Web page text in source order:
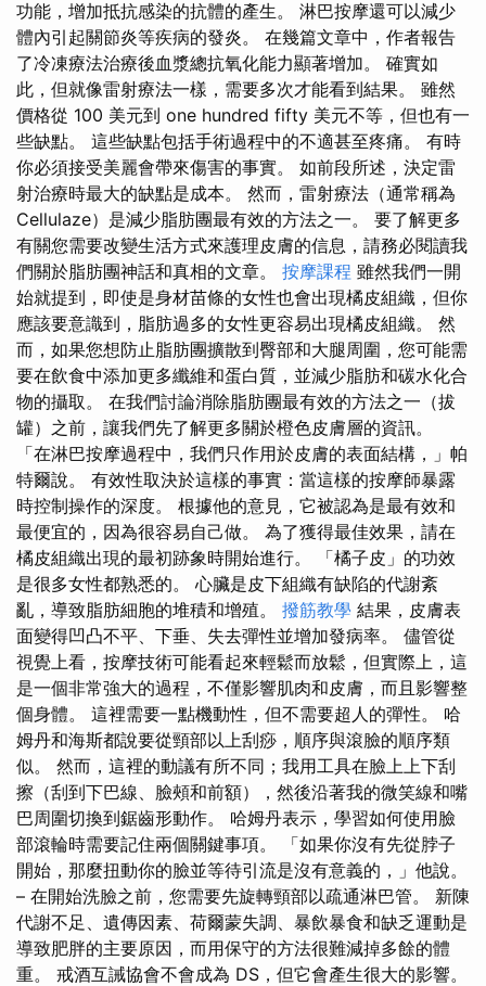
功能，增加抵抗感染的抗體的產生。 淋巴按摩還可以減少
體內引起關節炎等疾病的發炎。 在幾篇文章中，作者報告
了冷凍療法治療後血漿總抗氧化能力顯著增加。 確實如
此，但就像雷射療法一樣，需要多次才能看到結果。 雖然
價格從 100 美元到 one hundred fifty 美元不等，但也有一
些缺點。 這些缺點包括手術過程中的不適甚至疼痛。 有時
你必須接受美麗會帶來傷害的事實。 如前段所述，決定雷
射治療時最大的缺點是成本。 然而，雷射療法（通常稱為
Cellulaze）是減少脂肪團最有效的方法之一。 要了解更多
有關您需要改變生活方式來護理皮膚的信息，請務必閱讀我
們關於脂肪團神話和真相的文章。 按摩課程 雖然我們一開
始就提到，即使是身材苗條的女性也會出現橘皮組織，但你
應該要意識到，脂肪過多的女性更容易出現橘皮組織。 然
而，如果您想防止脂肪團擴散到臀部和大腿周圍，您可能需
要在飲食中添加更多纖維和蛋白質，並減少脂肪和碳水化合
物的攝取。 在我們討論消除脂肪團最有效的方法之一（拔
罐）之前，讓我們先了解更多關於橙色皮膚層的資訊。
「在淋巴按摩過程中，我們只作用於皮膚的表面結構，」帕
特爾說。 有效性取決於這樣的事實：當這樣的按摩師暴露
時控制操作的深度。 根據他的意見，它被認為是最有效和
最便宜的，因為很容易自己做。 為了獲得最佳效果，請在
橘皮組織出現的最初跡象時開始進行。 「橘子皮」的功效
是很多女性都熟悉的。 心臟是皮下組織有缺陷的代謝紊
亂，導致脂肪細胞的堆積和增殖。 撥筋教學 結果，皮膚表
面變得凹凸不平、下垂、失去彈性並增加發病率。 儘管從
視覺上看，按摩技術可能看起來輕鬆而放鬆，但實際上，這
是一個非常強大的過程，不僅影響肌肉和皮膚，而且影響整
個身體。 這裡需要一點機動性，但不需要超人的彈性。 哈
姆丹和海斯都說要從頸部以上刮痧，順序與滾臉的順序類
似。 然而，這裡的動議有所不同；我用工具在臉上上下刮
擦（刮到下巴線、臉頰和前額），然後沿著我的微笑線和嘴
巴周圍切換到鋸齒形動作。 哈姆丹表示，學習如何使用臉
部滾輪時需要記住兩個關鍵事項。 「如果你沒有先從脖子
開始，那麼扭動你的臉並等待引流是沒有意義的，」他說。
– 在開始洗臉之前，您需要先旋轉頸部以疏通淋巴管。 新陳
代謝不足、遺傳因素、荷爾蒙失調、暴飲暴食和缺乏運動是
導致肥胖的主要原因，而用保守的方法很難減掉多餘的體
重。 戒酒互誡協會不會成為 DS，但它會產生很大的影響。